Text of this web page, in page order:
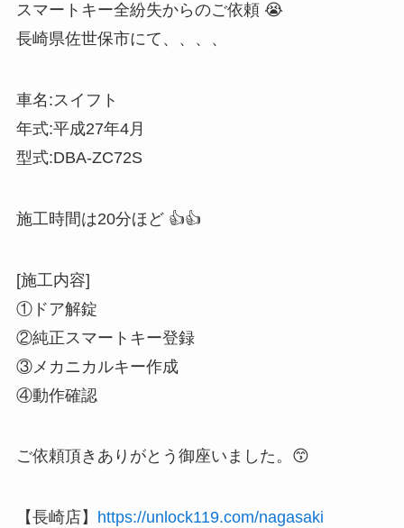
スマートキー全紛失からのご依頼 😭
長崎県佐世保市にて、、、、
車名:スイフト
年式:平成27年4月
型式:DBA-ZC72S
施工時間は20分ほど 👍👍
[施工内容]
①ドア解錠
②純正スマートキー登録
③メカニカルキー作成
④動作確認
ご依頼頂きありがとう御座いました。😙
【長崎店】 https://unlock119.com/nagasaki